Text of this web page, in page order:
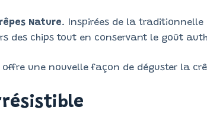
Nature. Inspirées de la traditionnelle
des chips tout en conservant le goût
une nouvelle façon de déguster la